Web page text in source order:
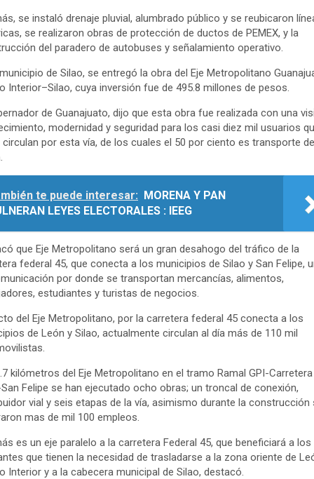
se instaló drenaje pluvial, alumbrado público y se reubicaron
se realizaron obras de protección de ductos de PEMEX, y la
del paradero de autobuses y señalamiento operativo.
de Silao, se entregó la obra del Eje Metropolitano
Interior–Silao, cuya inversión fue de 495.8 millones de pesos.
de Guanajuato, dijo que esta obra fue realizada con una
modernidad y seguridad para los casi diez mil usuarios
circulan por esta vía, de los cuales el 50 por ciento es transporte de
te puede interesar: MORENA Y PAN
LEYES ELECTORALES : IEEG
que Eje Metropolitano será un gran desahogo del tráfico de la
federal 45, que conecta a los municipios de Silao y San Felipe,
por donde se transportan mercancías, alimentos,
estudiantes y turistas de negocios.
del Eje Metropolitano, por la carretera federal 45 conecta a los
de León y Silao, actualmente circulan al día más de 110 mil
kilómetros del Eje Metropolitano en el tramo Ramal GPI-Carretera
Felipe se han ejecutado ocho obras; un troncal de conexión,
vial y seis etapas de la vía, asimismo durante la construcción
mas de mil 100 empleos.
es un eje paralelo a la carretera Federal 45, que beneficiará a los
que tienen la necesidad de trasladarse a la zona oriente de
Interior y a la cabecera municipal de Silao, destacó.